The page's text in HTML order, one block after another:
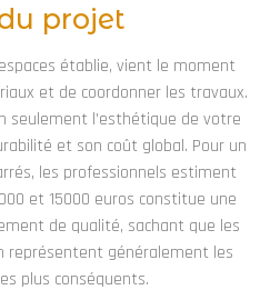
projet
établie, vient le moment
et de coordonner les travaux.
seulement l’esthétique de votre
et son coût global. Pour un
les professionnels estiment
et 15000 euros constitue une
de qualité, sachant que les
représentent généralement les
plus conséquents.